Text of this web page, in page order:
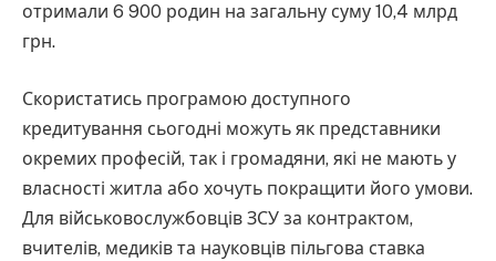
отримали 6 900 родин на загальну суму 10,4 млрд
грн.
Скористатись програмою доступного
кредитування сьогодні можуть як представники
окремих професій, так і громадяни, які не мають у
власності житла або хочуть покращити його умови.
Для військовослужбовців ЗСУ за контрактом,
вчителів, медиків та науковців пільгова ставка